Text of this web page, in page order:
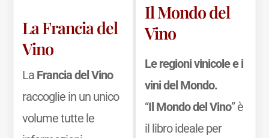
La Francia del
Vino
La Francia del Vino
raccoglie in un unico
volume tutte le
Il Mondo del
Vino
Le regioni vinicole e i
vini del Mondo.
“Il Mondo del Vino” è
il libro ideale per